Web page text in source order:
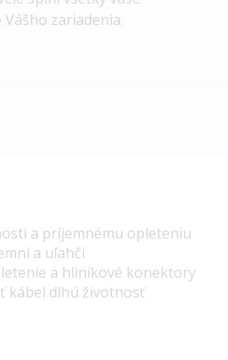
zariadenia.
a príjemnému opleteniu
a uľahčí
a hliníkové konektory
kábel dlhú životnosť